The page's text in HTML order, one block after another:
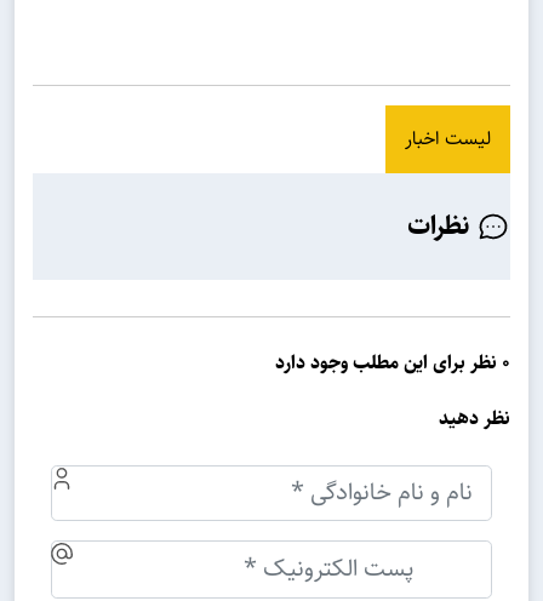
لیست اخبار
نظرات
0 نظر برای این مطلب وجود دارد
نظر دهید